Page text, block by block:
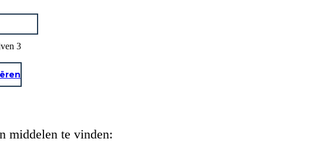
middelen te vinden: